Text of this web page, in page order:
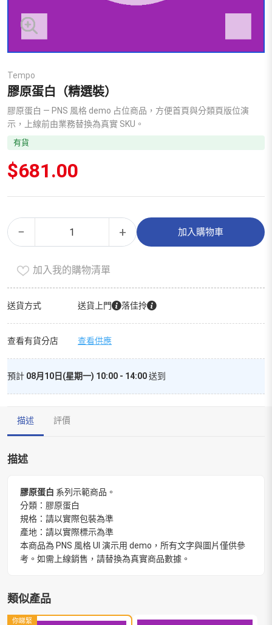
Tempo
膠原蛋白（精選裝）
膠原蛋白 — PNS 風格 demo 占位商品，方便首頁與分類頁版位演
示，上線前由業務替換為真實 SKU。
有貨
$681.00
−
膠
原
（精
選
量
+ 加入購物車
Alternative:
加入我的購物清單
送貨方式 送貨上門 落佳拎
查看有貨分店 查看供應
預計 08月10日(星期一) 10:00 - 14:00送到
描述 評價
描述
膠原蛋白 系列示範商品。
分類：膠原蛋白
規格：請以實際包裝為準
產地：請以實際標示為準
本商品為 PNS 風格 UI 演示用 demo，所有文字與圖片僅供參
考。如需上線銷售，請替換為真實商品數據。
類似產品
你睇緊